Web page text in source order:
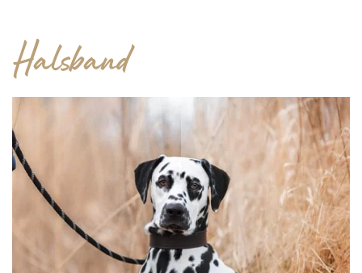
Halsband